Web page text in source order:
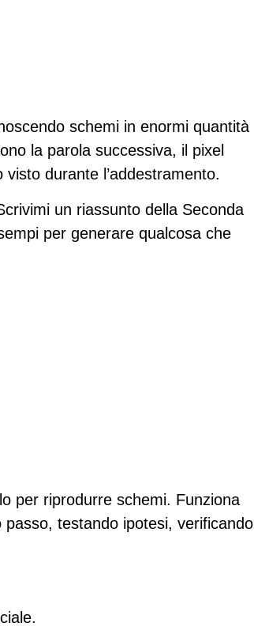
schemi in enormi quantità
la parola successiva, il pixel
durante l’addestramento.
un riassunto della Seconda
per generare qualcosa che
per riprodurre schemi. Funziona
testando ipotesi, verificando